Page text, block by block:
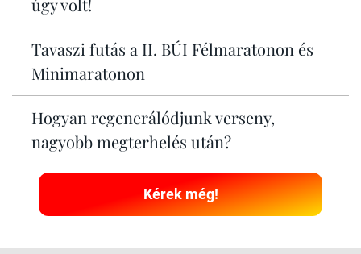
úgy volt!
Tavaszi futás a II. BÚI Félmaratonon és
Minimaratonon
Hogyan regenerálódjunk verseny,
nagyobb megterhelés után?
Kérek még!